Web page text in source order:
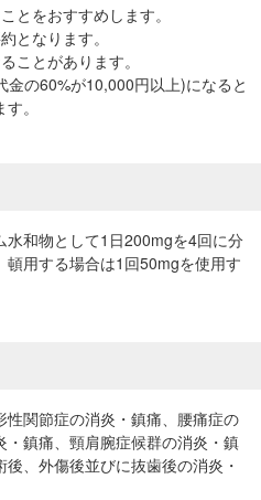
とをおすすめします。
となります。
ことがあります。
の60%が10,000円以上)になると
。
水和物として1日200mgを4回に分
用する場合は1回50mgを使用す
関節症の消炎・鎮痛、腰痛症の
鎮痛、頸肩腕症候群の消炎・鎮
、外傷後並びに抜歯後の消炎・